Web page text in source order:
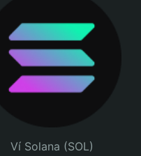
Ví Solana (SOL)